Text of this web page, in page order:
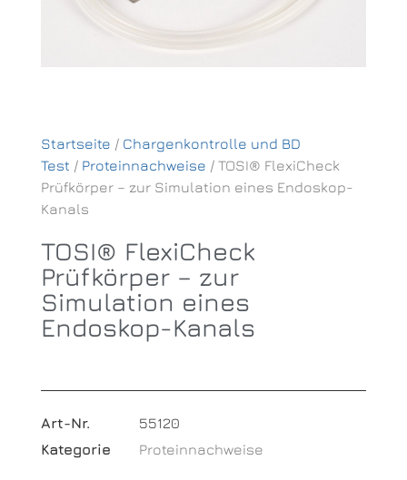
Startseite / Chargenkontrolle und BD
Test / Proteinnachweise / TOSI® FlexiCheck
Prüfkörper – zur Simulation eines Endoskop-
Kanals
TOSI® FlexiCheck
Prüfkörper – zur
Simulation eines
Endoskop-Kanals
Art-Nr.
55120
Kategorie
Proteinnachweise